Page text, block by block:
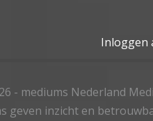
Inloggen
- mediums Nederland
geven inzicht en